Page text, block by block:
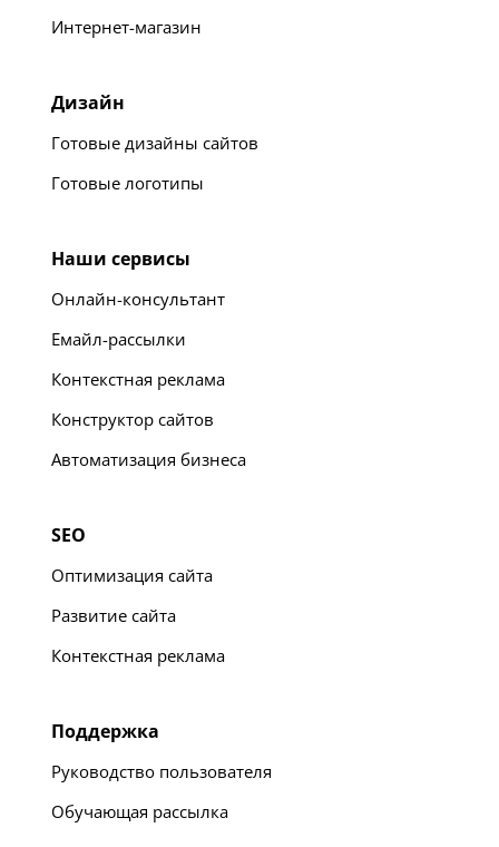
Интернет-магазин
Дизайн
Готовые дизайны сайтов
Готовые логотипы
Наши сервисы
Онлайн-консультант
Емайл-рассылки
Контекстная реклама
Конструктор сайтов
Автоматизация бизнеса
SEO
Оптимизация сайта
Развитие сайта
Контекстная реклама
Поддержка
Руководство пользователя
Обучающая рассылка